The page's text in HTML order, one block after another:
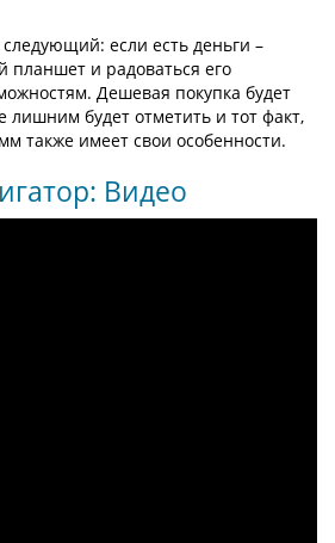
если есть деньги –
и радоваться его
Дешевая покупка будет
лишним будет отметить и тот факт,
также имеет свои особенности.
Видео